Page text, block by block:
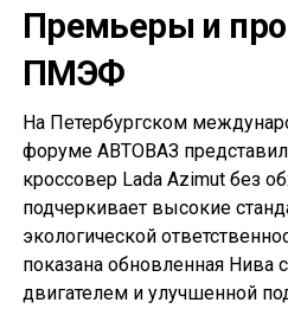
Премьеры и
ПМЭФ
На Петербургском
форуме АВТОВАЗ
кроссовер Lada Azimut без
подчеркивает высокие
экологической
показана обновленная Нива
двигателем и улучшенной